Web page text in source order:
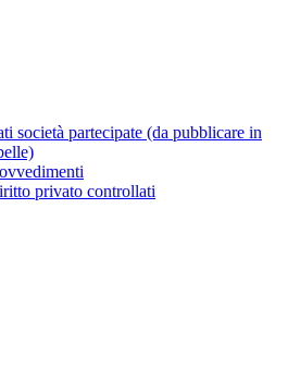
società partecipate (da pubblicare in
privato controllati